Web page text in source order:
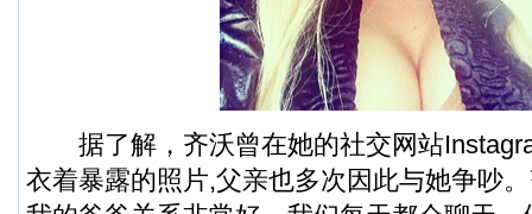
据了解，齐沃曾在她的社交网站
衣着暴露的照片,父亲也多次因此与她争吵